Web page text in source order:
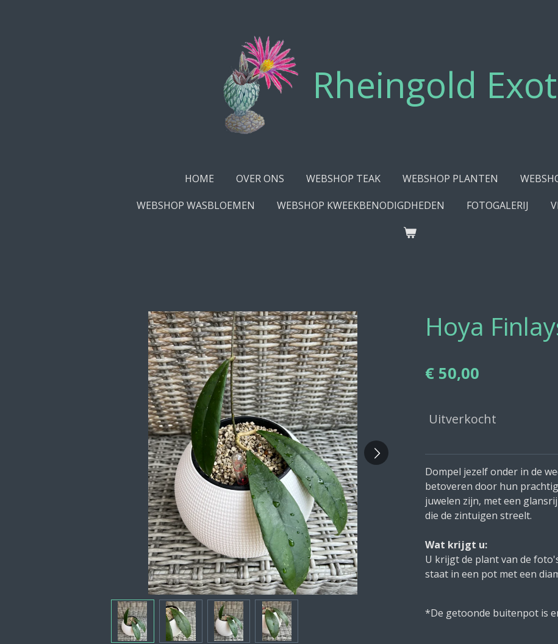
Rheingold
HOME OVER ONS WEBSHOP TEAK WEBSHOP PLANTEN
WEBSHOP WASBLOEMEN
WEBSHOP KWEEKBENODIGDHEDEN FOTOGALERIJ
Hoya
€ 50,00
Uitverkocht
Dompel jezelf onder in de
betoveren door hun
juwelen zijn, met een
die de zintuigen streelt.
Wat krijgt u:
U krijgt de plant van de
staat in een pot met een
*De getoonde buitenpot is